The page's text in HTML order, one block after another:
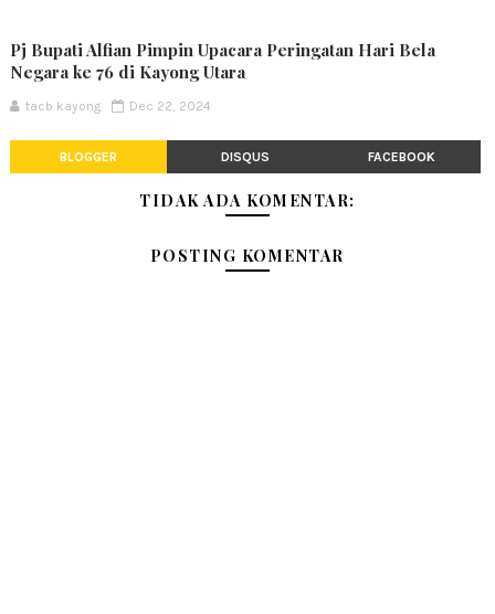
Pj Bupati Alfian Pimpin Upacara Peringatan Hari Bela
Negara ke 76 di Kayong Utara
tacb kayong Dec 22, 2024
BLOGGER DISQUS FACEBOOK
TIDAK ADA KOMENTAR:
POSTING KOMENTAR